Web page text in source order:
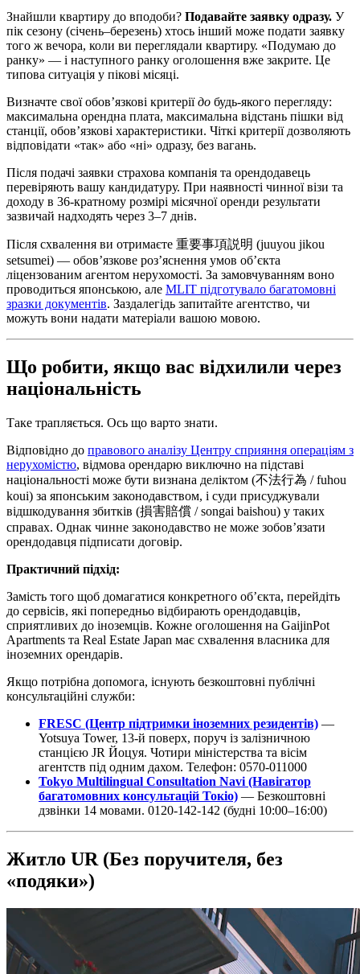
Знайшли квартиру до вподоби? Подавайте заявку одразу. У
пік сезону (січень–березень) хтось інший може подати заявку
того ж вечора, коли ви переглядали квартиру. «Подумаю до
ранку» — і наступного ранку оголошення вже закрите. Це
типова ситуація у пікові місяці.
Визначте свої обов’язкові критеріїдо будь-якого перегляду:
максимальна орендна плата, максимальна відстань пішки від
станції, обов’язкові характеристики. Чіткі критерії дозволяють
відповідати «так» або «ні» одразу, без вагань.
Після подачі заявки страхова компанія та орендодавець
перевіряють вашу кандидатуру. При наявності чинної візи та
доходу в 36-кратному розмірі місячної оренди результати
зазвичай надходять через 3–7 днів.
Після схвалення ви отримаєте 重要事項説明 (juuyou jikou
setsumei) — обов’язкове роз’яснення умов об’єкта
ліцензованим агентом нерухомості. За замовчуванням воно
проводиться японською, але MLIT підготувало багатомовні
зразки документів. Заздалегідь запитайте агентство, чи
можуть вони надати матеріали вашою мовою.
Що робити, якщо вас відхилили через
національність
Таке трапляється. Ось що варто знати.
Відповідно до правового аналізу Центру сприяння операціям з
нерухомістю, відмова орендарю виключно на підставі
національності може бути визнана деліктом (不法行為 / fuhou
koui) за японським законодавством, і суди присуджували
відшкодування збитків (損害賠償 / songai baishou) у таких
справах. Однак чинне законодавство не може зобов’язати
орендодавця підписати договір.
Практичний підхід:
Замість того щоб домагатися конкретного об’єкта, перейдіть
до сервісів, які попередньо відбирають орендодавців,
сприятливих до іноземців. Кожне оголошення на GaijinPot
Apartments та Real Estate Japan має схвалення власника для
іноземних орендарів.
Якщо потрібна допомога, існують безкоштовні публічні
консультаційні служби:
FRESC (Центр підтримки іноземних резидентів) —
Yotsuya Tower, 13-й поверх, поруч із залізничною
станцією JR Йоцуя. Чотири міністерства та вісім
агентств під одним дахом. Телефон: 0570-011000
Tokyo Multilingual Consultation Navi (Навігатор
багатомовних консультацій Токіо) — Безкоштовні
дзвінки 14 мовами. 0120-142-142 (будні 10:00–16:00)
Житло UR (Без поручителя, без
«подяки»)